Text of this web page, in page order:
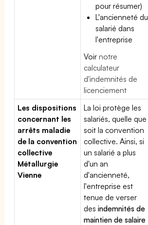
pour résumer)
L'ancienneté du
salarié dans
l'entreprise
Voirnotre
calculateur
d'indemnités de
licenciement
Les dispositions
concernant les
arrêts maladie
de la convention
collective
Métallurgie
Vienne
La loi protège les
salariés, quelle que
soit la convention
collective. Ainsi, si
un salarié a plus
d'un an
d'ancienneté,
l'entreprise est
tenue de verser
desindemnités de
maintien de salaire